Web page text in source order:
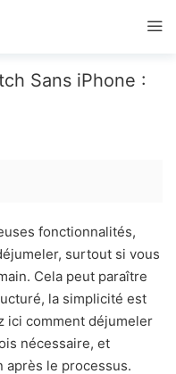
Sans iPhone :
fonctionnalités,
surtout si vous
Cela peut paraître
la simplicité est
ici comment déjumeler
nécessaire, et
après le processus.